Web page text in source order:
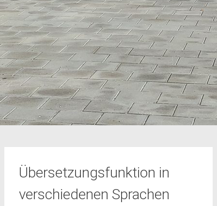
Übersetzungsfunktion in
verschiedenen Sprachen